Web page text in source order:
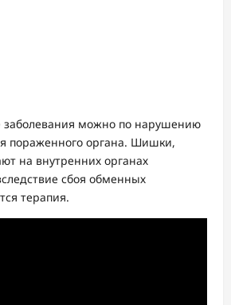
заболевания можно по нарушению
пораженного органа. Шишки,
на внутренних органах
сбоя обменных
терапия.